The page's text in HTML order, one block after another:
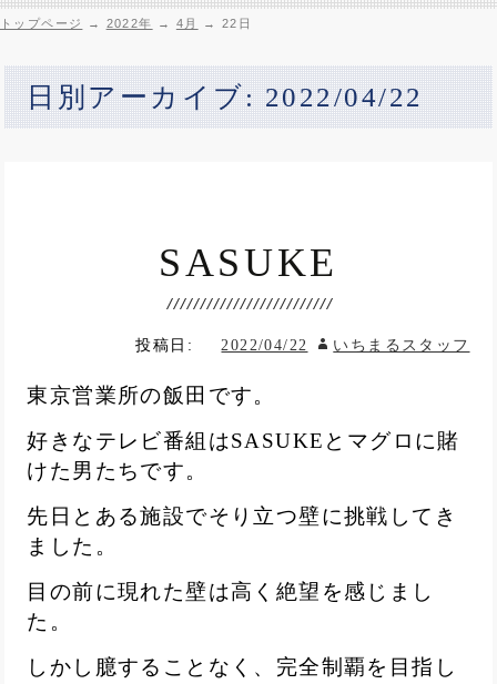
トップページ → 2022年 → 4月 → 22日
日別アーカイブ: 2022/04/22
SASUKE
投稿日: 2022/04/22 いちまるスタッフ
東京営業所の飯田です。
好きなテレビ番組はSASUKEとマグロに賭
けた男たちです。
先日とある施設でそり立つ壁に挑戦してき
ました。
目の前に現れた壁は高く絶望を感じまし
た。
しかし臆することなく、完全制覇を目指し